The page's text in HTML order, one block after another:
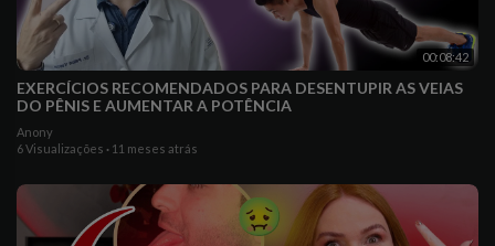
00:08:42
EXERCÍCIOS RECOMENDADOS PARA DESENTUPIR AS VEIAS
DO PÊNIS E AUMENTAR A POTÊNCIA
Anony
6 Visualizações · 11 meses atrás